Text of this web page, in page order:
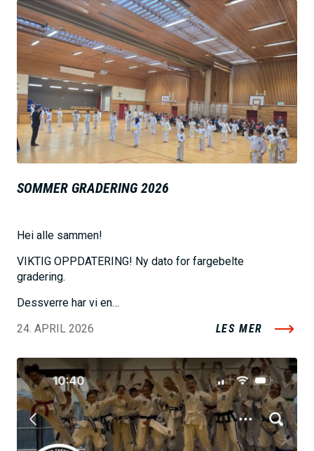
B
i
d
e
SOMMER GRADERING 2026
Hei alle sammen!
VIKTIG OPPDATERING! Ny dato for fargebelte
gradering.
Dessverre har vi en…
24. APRIL 2026
LES MER
B
i
l
d